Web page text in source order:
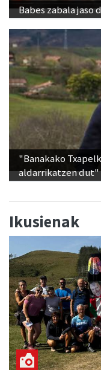
Babes zabala jaso
"Banakako
aldarrikatzen dut"
Ikusienak